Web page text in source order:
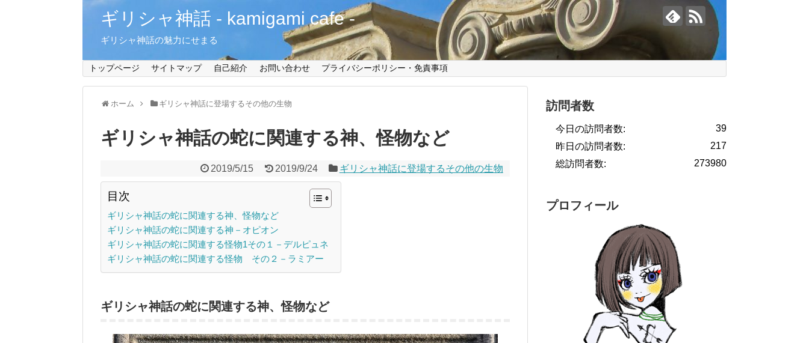
ギリシャ神話 - kamigami cafe -
ギリシャ神話の魅力にせまる
トップページ サイトマップ 自己紹介 お問い合わせ プライバシーポリシー・免責事項
ホーム ギリシャ神話に登場するその他の生物
ギリシャ神話の蛇に関連する神、怪物など
2019/5/15 2019/9/24 ギリシャ神話に登場するその他の生物
目次
ギリシャ神話の蛇に関連する神、怪物など
ギリシャ神話の蛇に関連する神－オピオン
ギリシャ神話の蛇に関連する怪物1その１－デルピュネ
ギリシャ神話の蛇に関連する怪物 その２－ラミアー
ギリシャ神話の蛇に関連する神、怪物など
訪問者数
39
今日の訪問者数:
217
昨日の訪問者数:
273980
総訪問者数:
プロフィール